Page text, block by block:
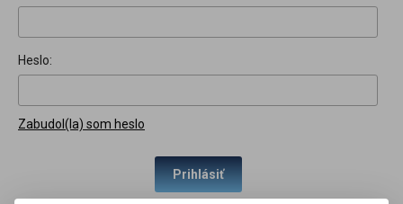
Heslo:
Zabudol(la) som heslo
Prihlásiť